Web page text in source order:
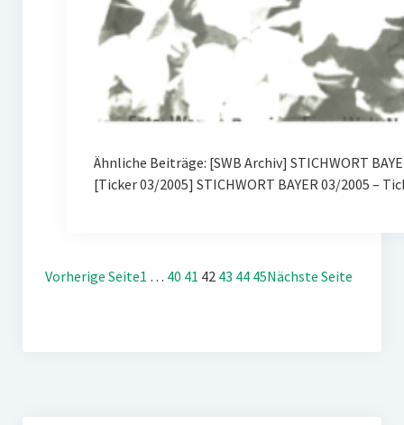
Ähnliche Beiträge: [SWB Archiv] STICHWORT
[Ticker 03/2005] STICHWORT BAYER 03/2005 –
Vorherige Seite1 … 40 41 42 43 44 45Nächste Seite